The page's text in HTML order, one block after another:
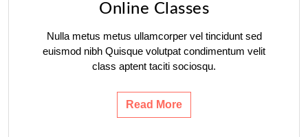
Online Classes
Nulla metus metus ullamcorper vel tincidunt sed
euismod nibh Quisque volutpat condimentum velit
class aptent taciti sociosqu.
Read More